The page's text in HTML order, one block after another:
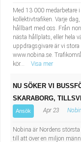
Med 13 000 medarbetare
kollektivtrafiken. Varje
hållbart med oss. Från
nästa hållplats, eller hela
uppdragsgivare är vi
www.nobina.se.
kör...
Visa mer
NU SÖKER VI
SKARABORG,
Ansök Apr 23
Nobina är Nordens
till att över en miljon